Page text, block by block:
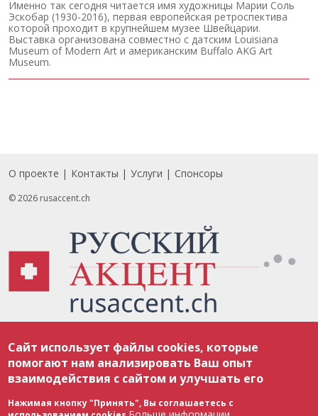
Именно так сегодня читается имя художницы Марии Соль
Эскобар (1930-2016), первая европейская ретроспектива
которой проходит в крупнейшем музее Швейцарии.
Выставка организована совместно с датским Louisiana
Museum of Modern Art и американским Buffalo AKG Art
Museum.
Footer
О проекте Контакты Услуги Спонсоры
© 2026 rusaccent.ch
соответствии с законодательством Швейцарии об авторском праве и
международными соглашениями. Полное или частичное использование
материалов возможно только с разрешения редакции. В случае полного
или частичного воспроизведения материалов сайта rusaccent.ch,
ОБЯЗАТЕЛЬНА АКТИВНАЯ ГИПЕРССЫЛКА на конкретный заимствованный
текст. Фотоизображения, размещенные редакцией rusaccent.ch, являются
ее исключительной собственностью. Полное или частичное
Сайт использует файлы cookies, которые
помогают нам анализировать Ваш опыт
взаимодействия с сайтом и улучшать его
Нажимая кнопку "Принять", Вы соглашаетесь с